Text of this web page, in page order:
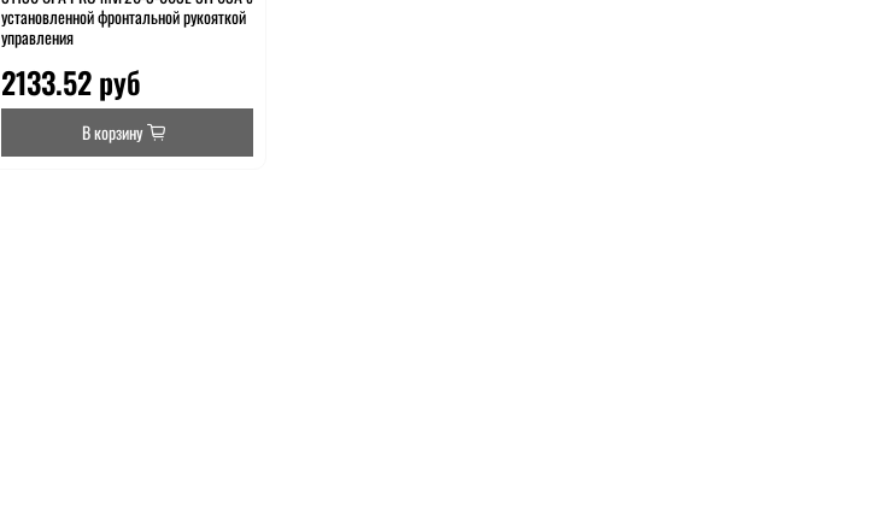
установленной фронтальной рукояткой
управления
2133.52 руб
В корзину